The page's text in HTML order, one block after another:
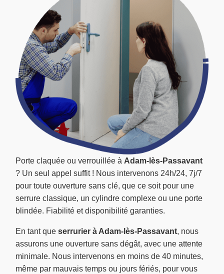
Porte claquée ou verrouillée à Adam-lès-Passavant
? Un seul appel suffit ! Nous intervenons 24h/24, 7j/7
pour toute ouverture sans clé, que ce soit pour une
serrure classique, un cylindre complexe ou une porte
blindée. Fiabilité et disponibilité garanties.
En tant que serrurier à Adam-lès-Passavant, nous
assurons une ouverture sans dégât, avec une attente
minimale. Nous intervenons en moins de 40 minutes,
même par mauvais temps ou jours fériés, pour vous